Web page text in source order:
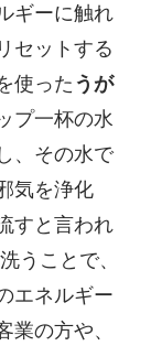
ギーに触れ
セットする
使った うが
プ一杯の水
、その水で
気を浄化
すと言われ
うことで、
エネルギー
業の方や、